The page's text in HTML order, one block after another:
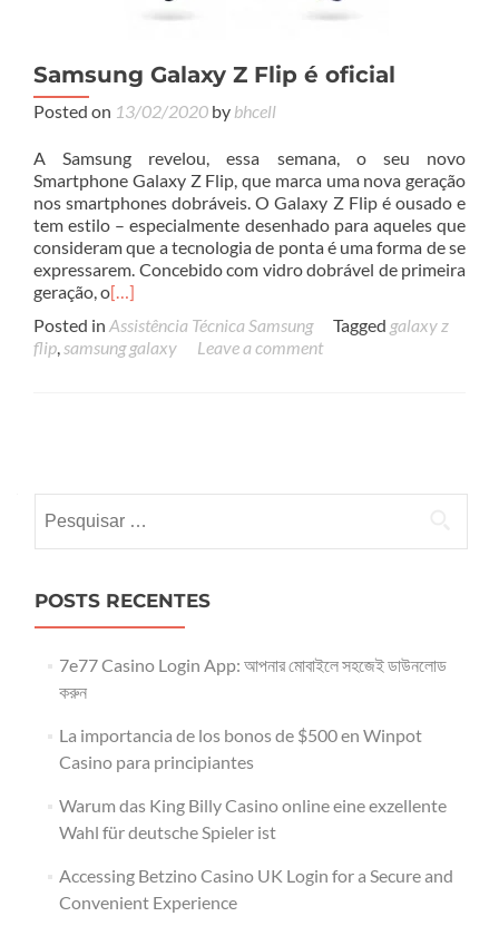
Samsung Galaxy Z Flip é oficial
Posted on 13/02/2020 by bhcell
A Samsung revelou, essa semana, o seu novo
Smartphone Galaxy Z Flip, que marca uma nova geração
nos smartphones dobráveis. O Galaxy Z Flip é ousado e
tem estilo – especialmente desenhado para aqueles que
consideram que a tecnologia de ponta é uma forma de se
expressarem. Concebido com vidro dobrável de primeira
geração, o[…]
Posted in Assistência Técnica Samsung Tagged galaxy z
flip,samsung galaxy Leave a comment
navigation
por:
POSTS RECENTES
7e77 Casino Login App: আপনার মোবাইলে সহজেই ডাউনলোড
করুন
La importancia de los bonos de $500 en Winpot
Casino para principiantes
Warum das King Billy Casino online eine exzellente
Wahl für deutsche Spieler ist
Accessing Betzino Casino UK Login for a Secure and
Convenient Experience